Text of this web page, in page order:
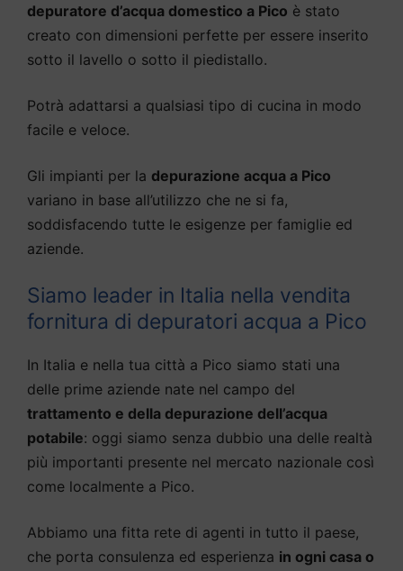
depuratore d’acqua domestico a Pico è stato
creato con dimensioni perfette per essere inserito
sotto il lavello o sotto il piedistallo.
Potrà adattarsi a qualsiasi tipo di cucina in modo
facile e veloce.
Gli impianti per la depurazione acqua a Pico
variano in base all’utilizzo che ne si fa,
soddisfacendo tutte le esigenze per famiglie ed
aziende.
Siamo leader in Italia nella vendita
fornitura di depuratori acqua a Pico
In Italia e nella tua città a Pico siamo stati una
delle prime aziende nate nel campo del
trattamento e della depurazione dell’acqua
potabile: oggi siamo senza dubbio una delle realtà
più importanti presente nel mercato nazionale così
come localmente a Pico.
Abbiamo una fitta rete di agenti in tutto il paese,
che porta consulenza ed esperienza in ogni casa o